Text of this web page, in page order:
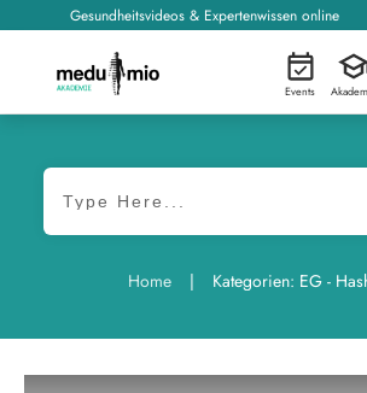
Gesundheitsvideos & Expertenwissen online
Events
Home | Kategorien: EG -